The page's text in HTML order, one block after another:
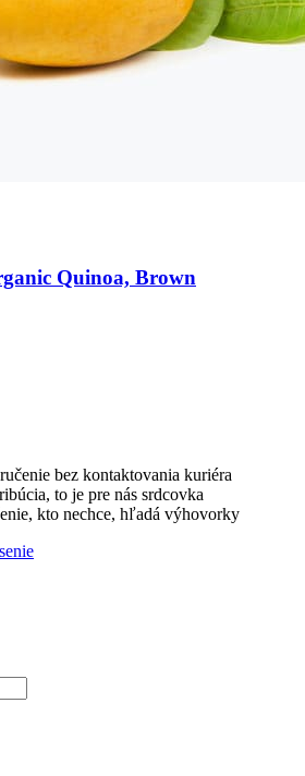
Quinoa, Brown
bez kontaktovania kuriéra
to je pre nás srdcovka
kto nechce, hľadá výhovorky